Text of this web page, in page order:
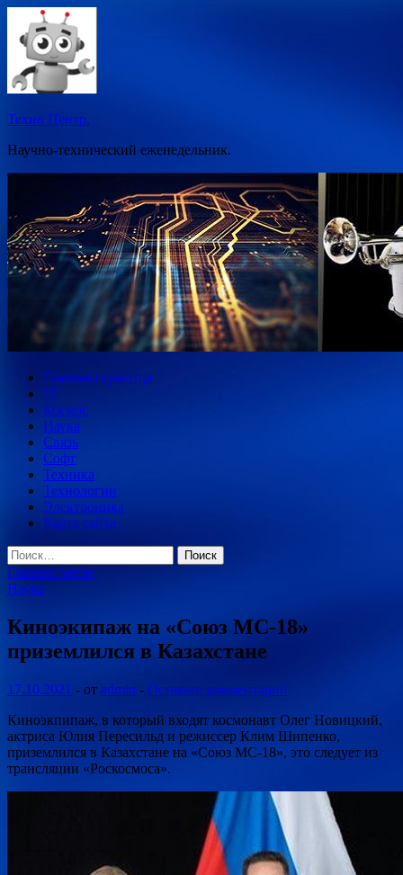
Перейти
содержимому
Техно Центр.
Научно-технический еженедельник.
Главная страница
IT
Космос
Наука
Связь
Софт
Техника
Технологии
Электроника
Карта сайта
Найти:
Главное меню
Наука
Киноэкипаж на «Союз МС-18»
приземлился в Казахстане
17.10.2021 - от admin - Оставьте комментарий
Киноэкпипаж, в который входят космонавт Олег Новицкий,
актриса Юлия Пересильд и режиссер Клим Шипенко,
приземлился в Казахстане на «Союз МС-18», это следует из
трансляции «Роскосмоса».